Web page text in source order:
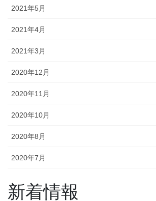
2021年5月
2021年4月
2021年3月
2020年12月
2020年11月
2020年10月
2020年8月
2020年7月
新着情報